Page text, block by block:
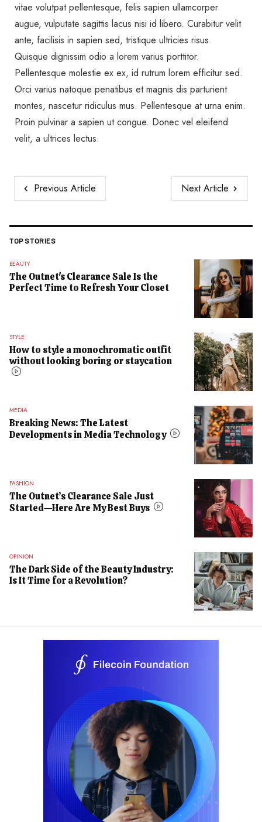
vitae volutpat pellentesque, felis sapien ullamcorper
augue, vulputate sagittis lacus nisi id libero. Curabitur velit
ante, facilisis in sapien sed, tristique ultricies risus.
Quisque dignissim odio a lorem varius porttitor.
Pellentesque molestie ex ex, id rutrum lorem efficitur sed.
Orci varius natoque penatibus et magnis dis parturient
montes, nascetur ridiculus mus. Pellentesque at urna enim.
Proin pulvinar a sapien ut congue. Donec vel eleifend
velit, a ultrices lectus.
Previous Article Next Article
TOP STORIES
BEAUTY
The Outnet's Clearance Sale Is the
Perfect Time to Refresh Your Closet
STYLE
How to style a monochromatic outfit
without looking boring or staycation
MEDIA
Breaking News: The Latest
Developments in Media Technology
FASHION
The Outnet’s Clearance Sale Just
Started—Here Are My Best Buys
OPINION
The Dark Side of the Beauty Industry:
Is It Time for a Revolution?